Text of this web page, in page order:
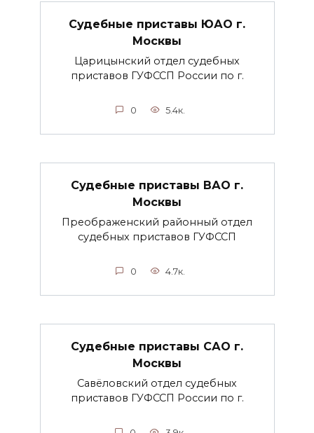
Судебные приставы ЮАО г.
Москвы
Царицынский отдел судебных
приставов ГУФССП России по г.
0 5.4к.
Судебные приставы ВАО г.
Москвы
Преображенский районный отдел
судебных приставов ГУФССП
0 4.7к.
Судебные приставы САО г.
Москвы
Савёловский отдел судебных
приставов ГУФССП России по г.